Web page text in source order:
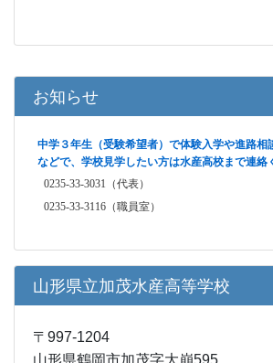
お知らせ
中学３年生（受験希望者）で体験入学や進路相
などで、学校見学したい方は水産高校まで連絡
0235-33-3031（代表）
0235-33-3116（職員室）
山形県立加茂水産高等学校
〒997-1204
山形県鶴岡市加茂字大崩595